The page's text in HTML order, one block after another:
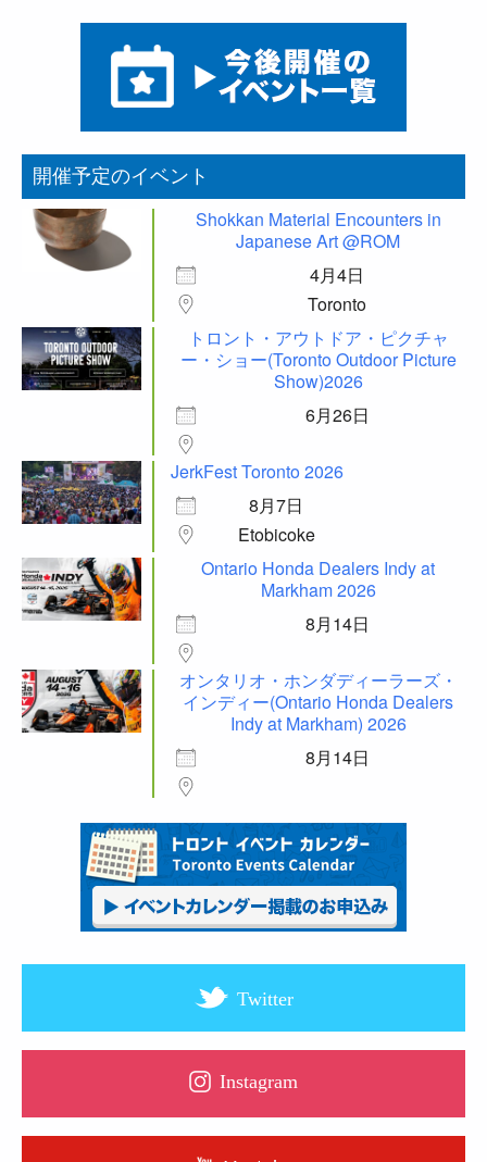
開催予定のイベント
Shokkan Material Encounters in
Japanese Art @ROM
4月4日
Toronto
トロント・アウトドア・ピクチャ
ー・ショー(Toronto Outdoor Picture
Show)2026
6月26日
JerkFest Toronto 2026
8月7日
Etobicoke
Ontario Honda Dealers Indy at
Markham 2026
8月14日
オンタリオ・ホンダディーラーズ・
インディー(Ontario Honda Dealers
Indy at Markham) 2026
8月14日
Twitter
Instagram